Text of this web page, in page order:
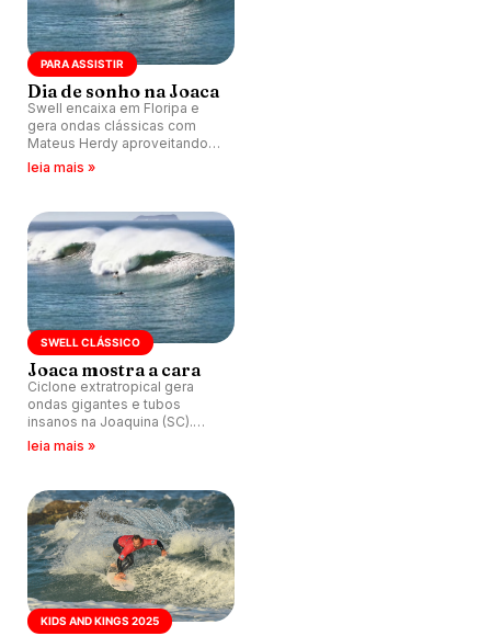
PARA ASSISTIR
Dia de sonho na Joaca
Swell encaixa em Floripa e
gera ondas clássicas com
Mateus Herdy aproveitando
perfeição.
leia mais »
SWELL CLÁSSICO
Joaca mostra a cara
Ciclone extratropical gera
ondas gigantes e tubos
insanos na Joaquina (SC).
Vídeo em 4K com drone e
leia mais »
KIDS AND KINGS 2025